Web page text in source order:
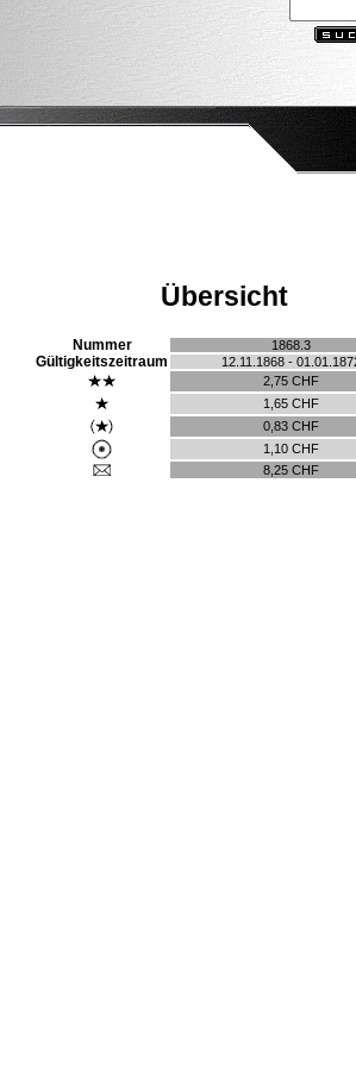
Übersicht
Nummer
1868.3
Gültigkeitszeitraum
12.11.1868 -
2,75 CHF
1,65 CHF
0,83 CHF
1,10 CHF
8,25 CHF